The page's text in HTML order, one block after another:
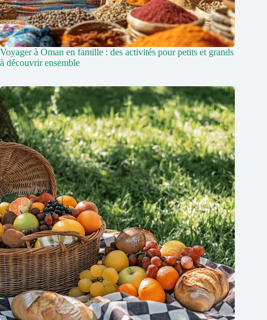
Voyager à Oman en famille : des activités pour petits et grands
à découvrir ensemble